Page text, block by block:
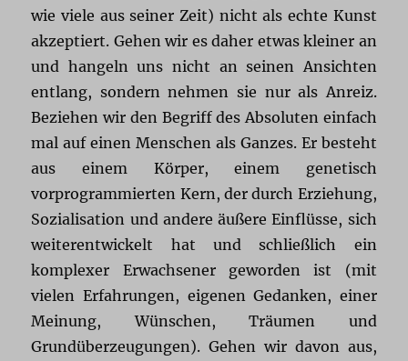
wie viele aus seiner Zeit) nicht als echte Kunst
akzeptiert. Gehen wir es daher etwas kleiner an
und hangeln uns nicht an seinen Ansichten
entlang, sondern nehmen sie nur als Anreiz.
Beziehen wir den Begriff des Absoluten einfach
mal auf einen Menschen als Ganzes. Er besteht
aus einem Körper, einem genetisch
vorprogrammierten Kern, der durch Erziehung,
Sozialisation und andere äußere Einflüsse, sich
weiterentwickelt hat und schließlich ein
komplexer Erwachsener geworden ist (mit
vielen Erfahrungen, eigenen Gedanken, einer
Meinung, Wünschen, Träumen und
Grundüberzeugungen). Gehen wir davon aus,